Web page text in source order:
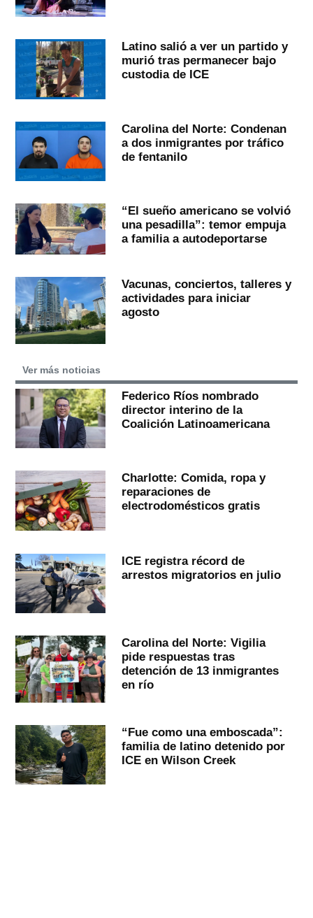
Latino salió a ver un partido y
murió tras permanecer bajo
custodia de ICE
Carolina del Norte: Condenan
a dos inmigrantes por tráfico
de fentanilo
“El sueño americano se volvió
una pesadilla”: temor empuja
a familia a autodeportarse
Vacunas, conciertos, talleres y
actividades para iniciar
agosto
Ver más noticias
Federico Ríos nombrado
director interino de la
Coalición Latinoamericana
Charlotte: Comida, ropa y
reparaciones de
electrodomésticos gratis
ICE registra récord de
arrestos migratorios en julio
Carolina del Norte: Vigilia
pide respuestas tras
detención de 13 inmigrantes
en río
“Fue como una emboscada”:
familia de latino detenido por
ICE en Wilson Creek